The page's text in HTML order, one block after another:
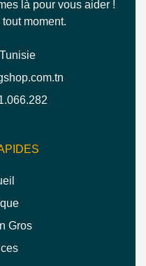
là pour vous aider !
moment.
Gros